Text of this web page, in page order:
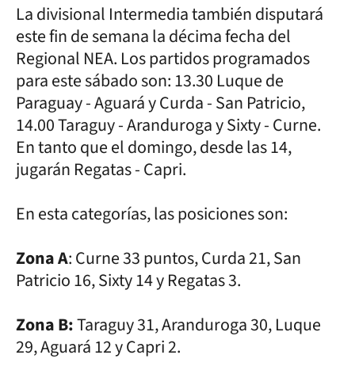
La divisional Intermedia también disputará
este fin de semana la décima fecha del
Regional NEA. Los partidos programados
para este sábado son: 13.30 Luque de
Paraguay - Aguará y Curda - San Patricio,
14.00 Taraguy - Aranduroga y Sixty - Curne.
En tanto que el domingo, desde las 14,
jugarán Regatas - Capri.
En esta categorías, las posiciones son:
Zona A: Curne 33 puntos, Curda 21, San
Patricio 16, Sixty 14 y Regatas 3.
Zona B:Taraguy 31, Aranduroga 30, Luque
29, Aguará 12 y Capri 2.